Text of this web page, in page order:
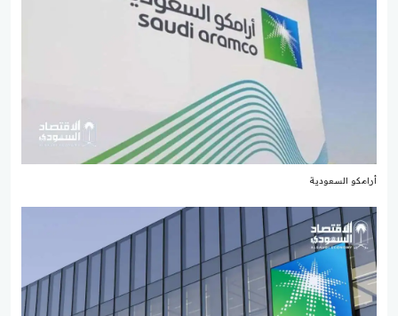
أرامكو السعودية